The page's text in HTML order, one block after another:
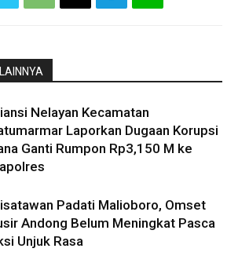
Nelayan Kecamatan
Laporkan Dugaan Korupsi
Ganti Rumpon Rp3,150 M ke
Padati Malioboro, Omset
Andong Belum Meningkat Pasca
Unjuk Rasa